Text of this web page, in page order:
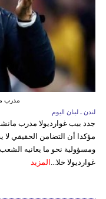
مدرب
لندن ـ لبنان اليوم
جدد بيب غوارديولا مدرب
مؤكدا أن التضامن الحقيقي
ومسؤولية نحو ما يعانيه
غوارديولا خلا...
المزيد